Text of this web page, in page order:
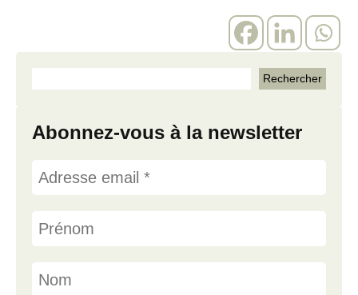
Abonnez-vous à la newsletter